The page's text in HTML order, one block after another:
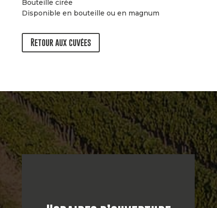
Bouteille cirée
Disponible en bouteille ou en magnum
Retour aux cuvées